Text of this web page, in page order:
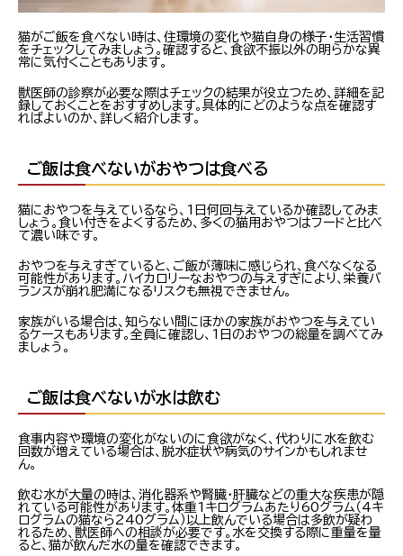
猫がご飯を食べない時は、住環境の変化や猫自身の様子・生活習慣
をチェックしてみましょう。確認すると、食欲不振以外の明らかな異
常に気付くこともあります。
獣医師の診察が必要な際はチェックの結果が役立つため、詳細を記
録しておくことをおすすめします。具体的にどのような点を確認す
ればよいのか、詳しく紹介します。
ご飯は食べないがおやつは食べる
猫におやつを与えているなら、1日何回与えているか確認してみま
しょう。食い付きをよくするため、多くの猫用おやつはフードと比べ
て濃い味です。
おやつを与えすぎていると、ご飯が薄味に感じられ、食べなくなる
可能性があります。ハイカロリーなおやつの与えすぎにより、栄養バ
ランスが崩れ肥満になるリスクも無視できません。
家族がいる場合は、知らない間にほかの家族がおやつを与えてい
るケースもあります。全員に確認し、1日のおやつの総量を調べてみ
ましょう。
ご飯は食べないが水は飲む
食事内容や環境の変化がないのに食欲がなく、代わりに水を飲む
回数が増えている場合は、脱水症状や病気のサインかもしれませ
ん。
飲む水が大量の時は、消化器系や腎臓・肝臓などの重大な疾患が隠
れている可能性があります。体重1キログラムあたり60グラム（4キ
ログラムの猫なら240グラム）以上飲んでいる場合は多飲が疑わ
れるため、獣医師への相談が必要です。水を交換する際に重量を量
ると、猫が飲んだ水の量を確認できます。